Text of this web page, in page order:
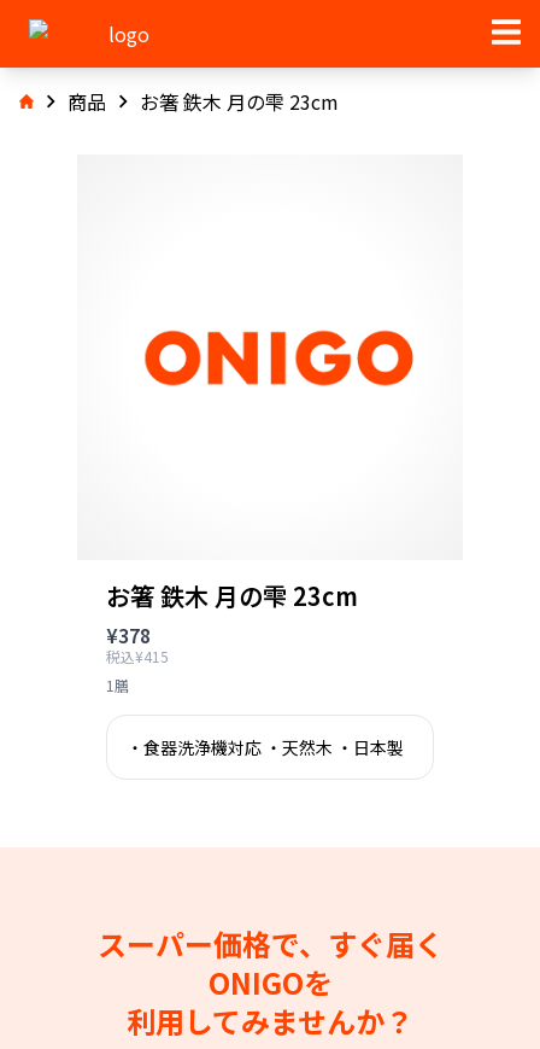
商品 お箸 鉄木 月の雫 23cm
お箸 鉄木 月の雫 23cm
¥378
税込¥415
1膳
・食器洗浄機対応 ・天然木 ・日本製
スーパー価格で、すぐ届く
ONIGOを
利用してみませんか？